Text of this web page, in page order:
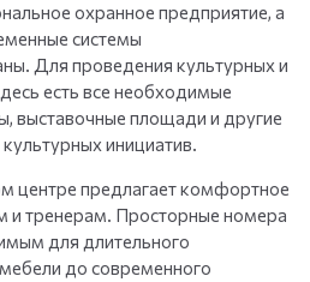
охранное предприятие, а
системы
Для проведения культурных и
есть все необходимые
выставочные площади и другие
инициатив.
центре предлагает комфортное
и тренерам. Просторные номера
для длительного
до современного